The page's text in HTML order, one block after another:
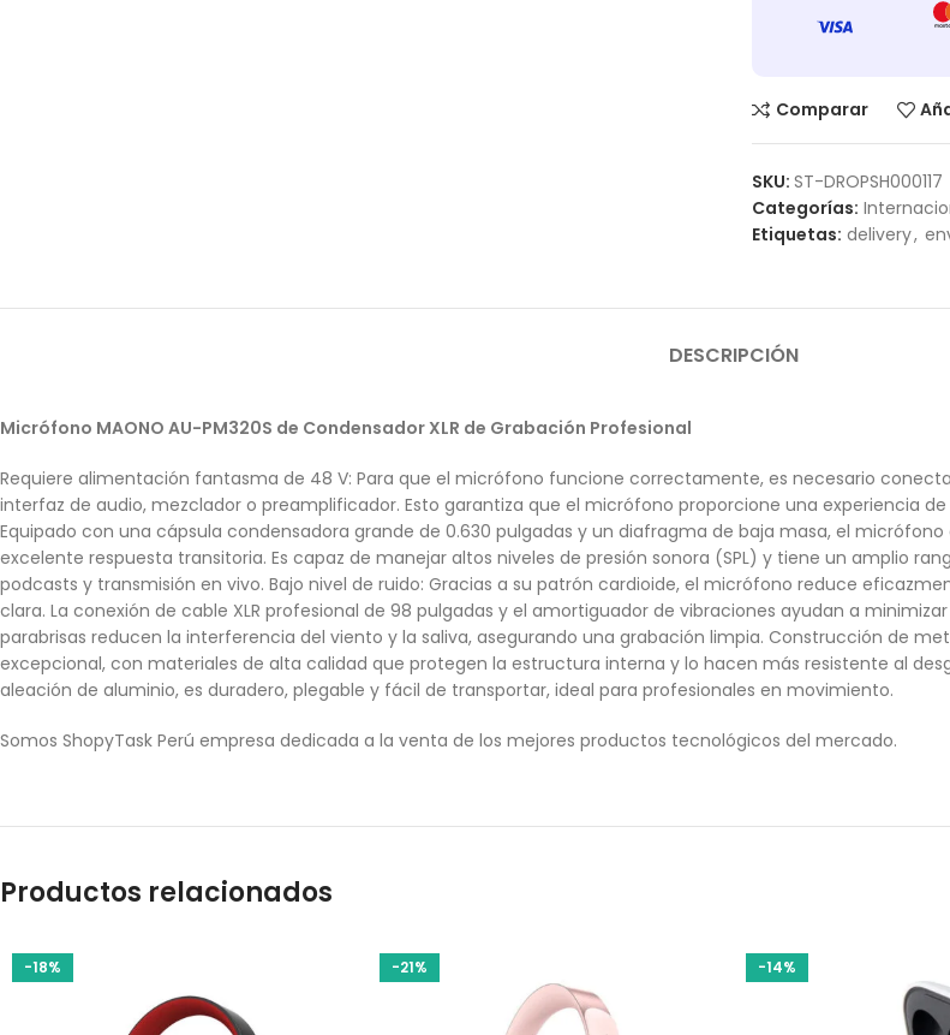
Comparar
SKU: ST-DROPSH000117
Categorías:
Etiquetas: delivery,
DESCRIPCIÓN
Micrófono MAONO AU-PM320S de Condensador XLR de Grabación Profesional
Requiere alimentación fantasma de 48 V: Para que el micrófono funcione correctamente, es necesario
interfaz de audio, mezclador o preamplificador. Esto garantiza que el micrófono proporcione una experiencia
Equipado con una cápsula condensadora grande de 0.630 pulgadas y un diafragma de baja masa, el
excelente respuesta transitoria. Es capaz de manejar altos niveles de presión sonora (SPL) y tiene un amplio
podcasts y transmisión en vivo. Bajo nivel de ruido: Gracias a su patrón cardioide, el micrófono reduce
clara. La conexión de cable XLR profesional de 98 pulgadas y el amortiguador de vibraciones ayudan a
parabrisas reducen la interferencia del viento y la saliva, asegurando una grabación limpia. Construcción de
excepcional, con materiales de alta calidad que protegen la estructura interna y lo hacen más resistente al
aleación de aluminio, es duradero, plegable y fácil de transportar, ideal para profesionales en movimiento.
Somos ShopyTask Perú empresa dedicada a la venta de los mejores productos tecnológicos del mercado.
Productos relacionados
-18% -21% -14%